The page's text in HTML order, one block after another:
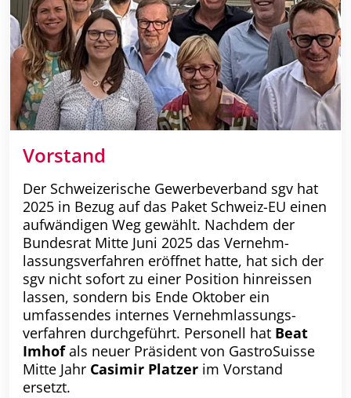
Vorstand
Der Schweizerische Gewerbeverband sgv hat
2025 in Bezug auf das Paket Schweiz-EU einen
aufwändigen Weg gewählt. Nachdem der
Bundesrat Mitte Juni 2025 das Vernehm­
lassungs­verfahren eröffnet hatte, hat sich der
sgv nicht sofort zu einer Position hin­reissen
lassen, sondern bis Ende Oktober ein
umfassendes internes Vernehm­lassungs­
verfahren durchgeführt. Personell hat Beat
Imhofals neuer Präsident von GastroSuisse
Mitte Jahr Casimir Platzer im Vorstand
ersetzt.